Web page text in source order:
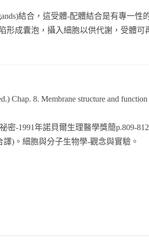
結合，這受體-配體結合是有專一性
形成囊泡，攝入細胞以供代謝，受體可
Chap. 8. Membrane structure and
密-1991年諾貝爾生理醫學獎簡p.809-812
譯)。細胞與分子生物學-觀念與實驗。